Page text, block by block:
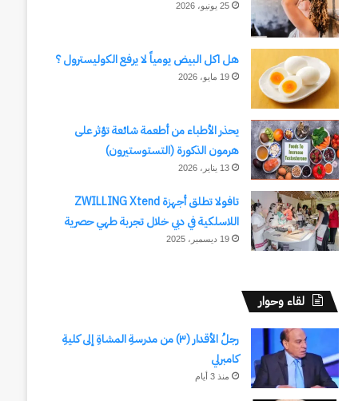
25 يونيو، 2026
هل اكل البيض يومياً لا يرفع الكوليسترول ؟
19 مايو، 2026
يحذر الأطباء من أطعمة شائعة تؤثر على
هرمون الذكورة (التستوستيرون)
13 يناير، 2026
تافولا تطلق أجهزة ZWILLING Xtend
اللاسلكية في دبي خلال تجربة طهي حصرية
19 ديسمبر، 2025
لقاء وحوار
رجلُ الأقدار (٣) من مدرسةِ المشاةِ إلى كليةِ
كامبرلي
منذ 3 أيام